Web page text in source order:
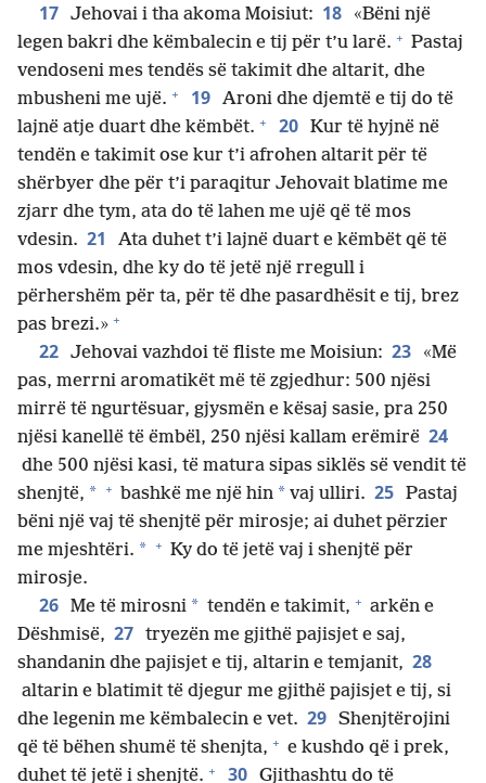
17 Jehovai i tha akoma Moisiut: 18
«Bëni një
legen bakri dhe këmbalecin e tij për t’u larë. + Pastaj
vendoseni mes tendës së takimit dhe altarit, dhe
mbusheni me ujë. + 19 Aroni dhe djemtë e tij do të
lajnë atje duart dhe këmbët. + 20 Kur të hyjnë në
tendën e takimit ose kur t’i afrohen altarit për të
shërbyer dhe për t’i paraqitur Jehovait blatime me
zjarr dhe tym, ata do të lahen me ujë që të mos
vdesin. 21
Ata duhet t’i lajnë duart e këmbët që të
mos vdesin, dhe ky do të jetë një rregull i
përhershëm për ta, për të dhe pasardhësit e tij, brez
pas brezi.» +
22 Jehovai vazhdoi të fliste me Moisiun: 23
«Më
pas, merrni aromatikët më të zgjedhur: 500 njësi
mirrë të ngurtësuar, gjysmën e kësaj sasie, pra 250
njësi kanellë të ëmbël, 250 njësi kallam erëmirë 24
dhe 500 njësi kasi, të matura sipas siklës së vendit të
shenjtë, * + bashkë me një hin * vaj ulliri. 25 Pastaj
bëni një vaj të shenjtë për mirosje; ai duhet përzier
me mjeshtëri. * + Ky do të jetë vaj i shenjtë për
mirosje.
26 Me të mirosni * tendën e takimit, + arkën e
Dëshmisë, 27 tryezën me gjithë pajisjet e saj,
shandanin dhe pajisjet e tij, altarin e temjanit, 28
altarin e blatimit të djegur me gjithë pajisjet e tij, si
dhe legenin me këmbalecin e vet. 29 Shenjtërojini
që të bëhen shumë të shenjta, + e kushdo që i prek,
duhet të jetë i shenjtë. + 30 Gjithashtu do të